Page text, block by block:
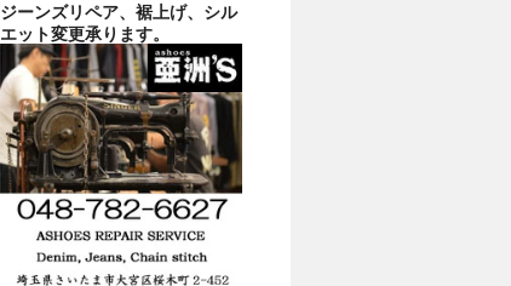
ジーンズリペア、裾上げ、シル
エット変更承ります。